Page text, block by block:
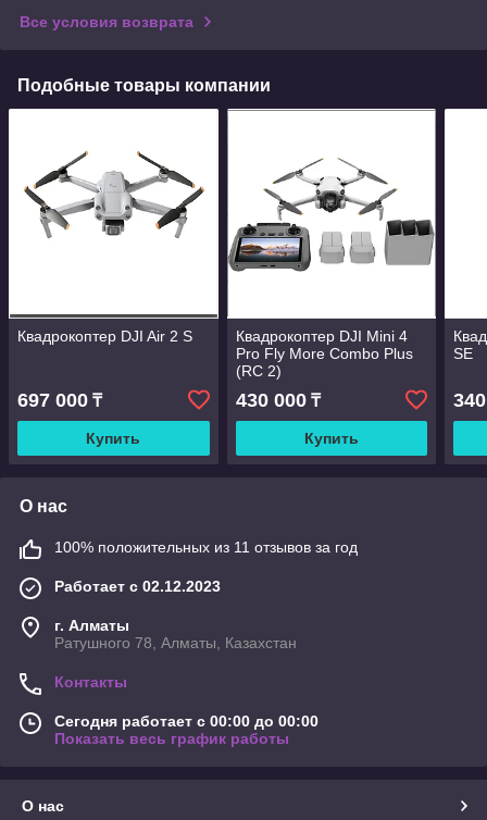
Все условия возврата
Подобные товары компании
Квадрокоптер DJI Air 2 S
697 000 ₸
Купить
Квадрокоптер DJI Mini 4
Pro Fly More Combo Plus
(RC 2)
430 000₸
Купить
SE
О нас
100% положительных из 11 отзывов за год
Работает с 02.12.2023
г. Алматы
Ратушного 78, Алматы, Казахстан
Контакты
Сегодня работает с 00:00 до 00:00
Показать весь график работы
О нас